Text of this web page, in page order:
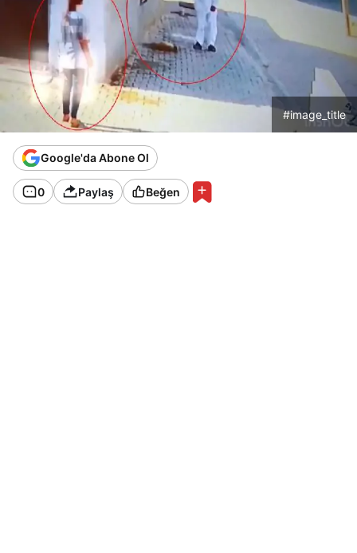
#image_title
Google'da Abone Ol
0 Paylaş Beğen